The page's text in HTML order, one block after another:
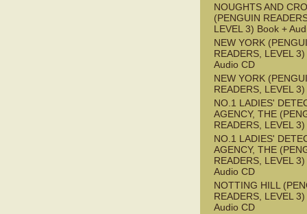
NOUGHTS AND
(PENGUIN
LEVEL 3) Book +
NEW YORK
READERS, LEVEL
Audio CD
NEW YORK
READERS, LEVEL
NO.1 LADIES'
AGENCY, THE
READERS, LEVEL
NO.1 LADIES'
AGENCY, THE
READERS, LEVEL
Audio CD
NOTTING HILL
READERS, LEVEL
Audio CD